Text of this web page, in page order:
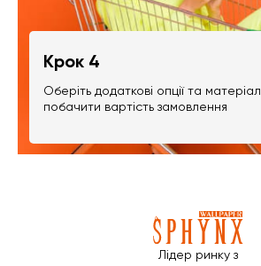
Крок 4
Оберіть додаткові опції та
побачити вартість замовлення
Лідер ринку з